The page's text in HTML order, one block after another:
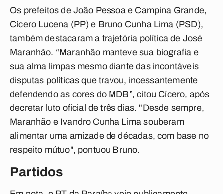
Os prefeitos de João Pessoa e Campina Grande,
Cícero Lucena (PP) e Bruno Cunha Lima (PSD),
também destacaram a trajetória política de José
Maranhão. “Maranhão manteve sua biografia e
sua alma limpas mesmo diante das incontáveis
disputas políticas que travou, incessantemente
defendendo as cores do MDB”, citou Cícero, após
decretar luto oficial de três dias. "Desde sempre,
Maranhão e Ivandro Cunha Lima souberam
alimentar uma amizade de décadas, com base no
respeito mútuo", pontuou Bruno.
Partidos